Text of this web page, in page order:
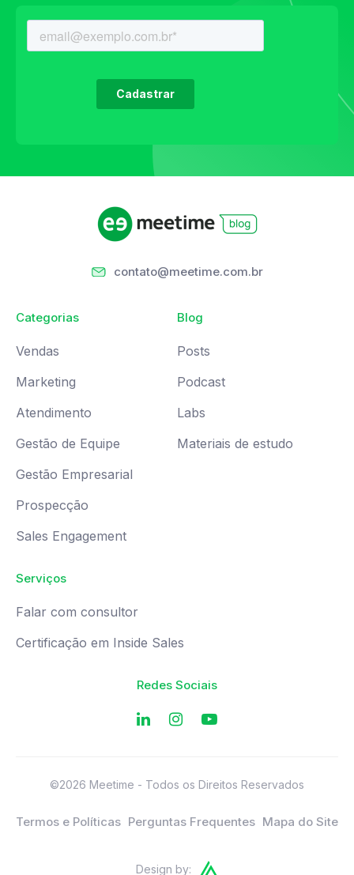
contato@meetime.com.br
Categorias
Vendas
Marketing
Atendimento
Gestão de Equipe
Gestão Empresarial
Prospecção
Sales Engagement
Blog
Posts
Podcast
Labs
Materiais de estudo
Serviços
Falar com consultor
Certificação em Inside Sales
Redes Sociais
©2026 Meetime - Todos os Direitos Reservados
Termos e Políticas Perguntas Frequentes Mapa do Site
Design by: